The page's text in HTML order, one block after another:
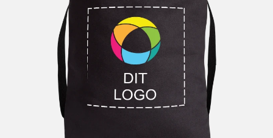
zoome
og
piletasterne
til
at
panorere